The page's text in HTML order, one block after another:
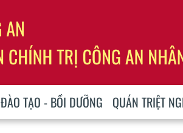
ĐÀO TẠO - BỒI DƯỠNG QUÁN TRIỆT